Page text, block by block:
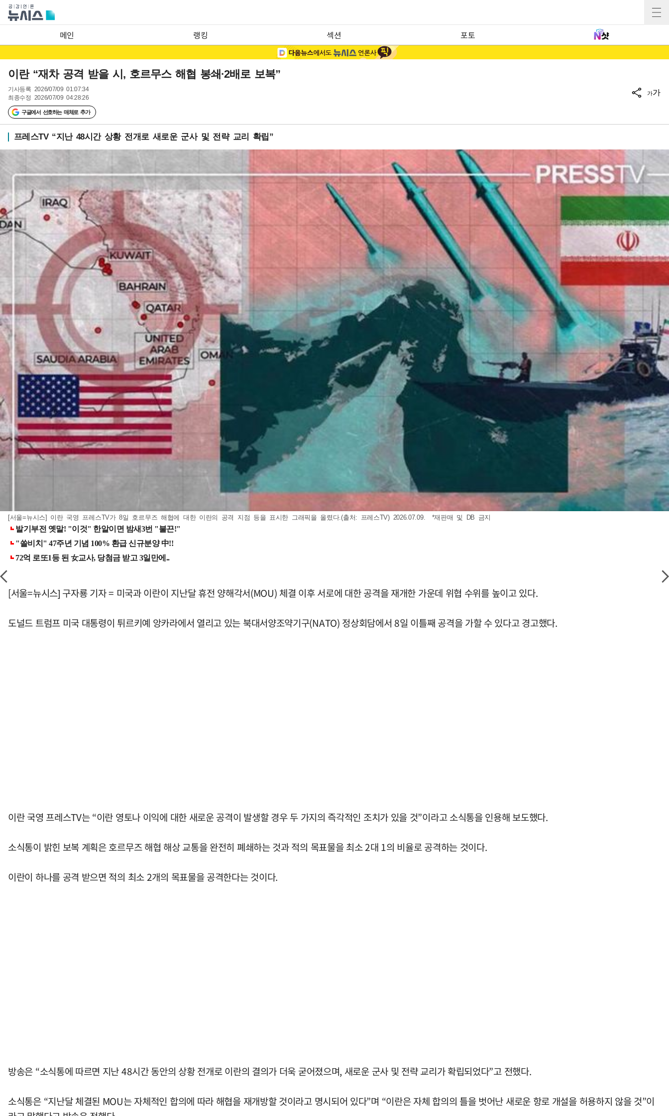
메인 랭킹 섹션 포토
이란 “재차 공격 받을 시, 호르무스 해협 봉쇄·2배로 보복”
기사등록 2026/07/09 01:07:34
최종수정 2026/07/09 04:28:26
구글에서 선호하는 매체로 추가
가가
프레스TV “지난 48시간 상황 전개로 새로운 군사 및 전략 교리 확립”
[서울=뉴시스] 이란 국영 프레스TV가 8일 호르무즈 해협에 대한 이란의 공격 지점 등을 표시한 그래픽을 올렸다.(출처: 프레스TV) 2026.07.09. *재판매 및 DB 금지
[서울=뉴시스] 구자룡 기자 = 미국과 이란이 지난달 휴전 양해각서(MOU) 체결 이후 서로에 대한 공격을 재개한 가운데 위협 수위를 높이고 있다.
도널드 트럼프 미국 대통령이 튀르키예 앙카라에서 열리고 있는 북대서양조약기구(NATO) 정상회담에서 8일 이틀째 공격을 가할 수 있다고 경고했다.
이란 국영 프레스TV는 “이란 영토나 이익에 대한 새로운 공격이 발생할 경우 두 가지의 즉각적인 조치가 있을 것”이라고 소식통을 인용해 보도했다.
소식통이 밝힌 보복 계획은 호르무즈 해협 해상 교통을 완전히 폐쇄하는 것과 적의 목표물을 최소 2대 1의 비율로 공격하는 것이다.
이란이 하나를 공격 받으면 적의 최소 2개의 목표물을 공격한다는 것이다.
방송은 “소식통에 따르면 지난 48시간 동안의 상황 전개로 이란의 결의가 더욱 굳어졌으며, 새로운 군사 및 전략 교리가 확립되었다”고 전했다.
소식통은 “지난달 체결된 MOU는 자체적인 합의에 따라 해협을 재개방할 것이라고 명시되어 있다”며 “이란은 자체 합의의 틀을 벗어난 새로운 항로 개설을 허용하지 않을 것”이